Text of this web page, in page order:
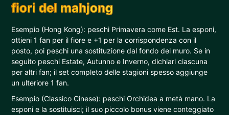
fiori del mahjong
Esempio (Hong Kong): peschi Primavera come Est. La esponi,
ottieni 1 fan per il fiore e +1 per la corrispondenza con il
posto, poi peschi una sostituzione dal fondo del muro. Se in
seguito peschi Estate, Autunno e Inverno, dichiari ciascuna
per altri fan; il set completo delle stagioni spesso aggiunge
un ulteriore 1 fan.
Esempio (Classico Cinese): peschi Orchidea a metà mano. La
esponi e la sostituisci; il suo piccolo bonus viene conteggiato